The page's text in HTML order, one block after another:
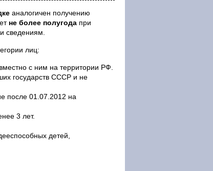
аналогичен получению
не более полугода при
сведениям.
лиц:
с ним на территории РФ.
государств СССР и не
после 01.07.2012 на
3 лет.
детей,